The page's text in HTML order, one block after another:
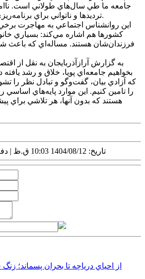
جامعه ما طي سال‌هاي طولاني است.
ترديد‌ها و ناتواني براي برنامه‌ريزي آينده، دامن زده است.
اين روانشناس اجتماعي به مهاجرت برخي
کشور‌ها هم اشاره مي‌کند: بسياري
فرزندان‌شان هستند. مساله‌اي که باعث
بخواهيم جامعه‌اي پويا، خلاق و رشد
که آزادي بيان، گفت‌و‌گو و تبادل نظر را
را تامين کنيم. اين موارد پايه‌هاي
هستند که بدون آنها، هر تلاشي
تاریخ: 1404/08/12 10:03 ق.ظ |